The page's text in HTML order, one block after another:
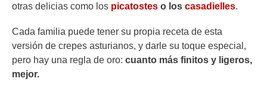
otras delicias como los picatostes o los casadielles.
Cada familia puede tener su propia receta de esta
versión de crepes asturianos, y darle su toque especial,
pero hay una regla de oro: cuanto más finitos y ligeros,
mejor.